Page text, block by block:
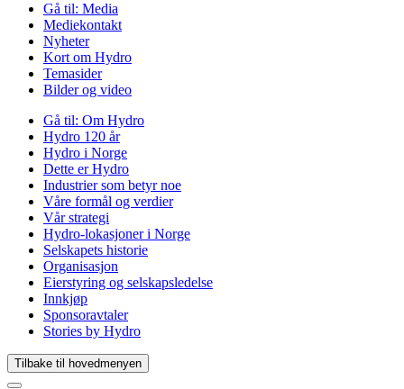
Gå til: Media
Mediekontakt
Nyheter
Kort om Hydro
Temasider
Bilder og video
Gå til: Om Hydro
Hydro 120 år
Hydro i Norge
Dette er Hydro
Industrier som betyr noe
Våre formål og verdier
Vår strategi
Hydro-lokasjoner i Norge
Selskapets historie
Organisasjon
Eierstyring og selskapsledelse
Innkjøp
Sponsoravtaler
Stories by Hydro
Tilbake til hovedmenyen